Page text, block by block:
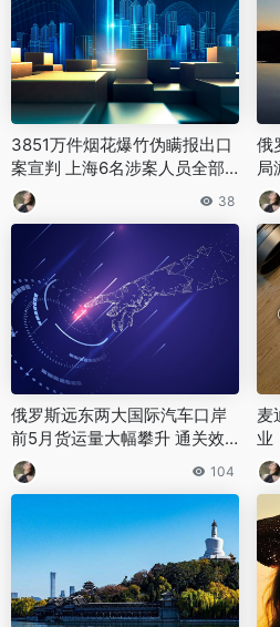
3851万件烟花爆竹伪瞒报出口
案宣判 上海6名涉案人员全部
获实刑
38
俄
局
局
俄罗斯远东两大国际汽车口岸
前5月货运量大幅攀升 通关效
率持续提升
104
麦
业